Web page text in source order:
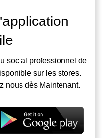
social professionnel de
sur les stores.
nous dès Maintenant.